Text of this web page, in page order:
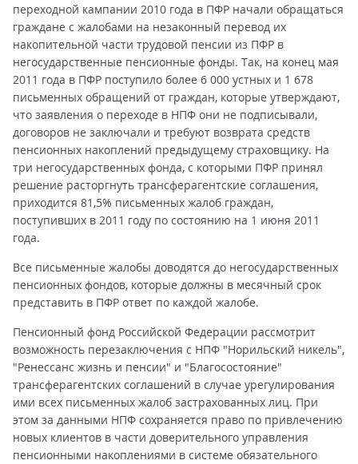
переходной кампании 2010 года в ПФР начали обращаться
граждане с жалобами на незаконный перевод их
накопительной части трудовой пенсии из ПФР в
негосударственные пенсионные фонды. Так, на конец мая
2011 года в ПФР поступило более 6 000 устных и 1 678
письменных обращений от граждан, которые утверждают,
что заявления о переходе в НПФ они не подписывали,
договоров не заключали и требуют возврата средств
пенсионных накоплений предыдущему страховщику. На
три негосударственных фонда, с которыми ПФР принял
решение расторгнуть трансферагентские соглашения,
приходится 81,5% письменных жалоб граждан,
поступивших в 2011 году по состоянию на 1 июня 2011
года.
Все письменные жалобы доводятся до негосударственных
пенсионных фондов, которые должны в месячный срок
представить в ПФР ответ по каждой жалобе.
Пенсионный фонд Российской Федерации рассмотрит
возможность перезаключения с НПФ "Норильский никель",
"Ренессанс жизнь и пенсии" и "Благосостояние"
трансферагентских соглашений в случае урегулирования
ими всех письменных жалоб застрахованных лиц. При
этом за данными НПФ сохраняется право по привлечению
новых клиентов в части доверительного управления
пенсионными накоплениями в системе обязательного